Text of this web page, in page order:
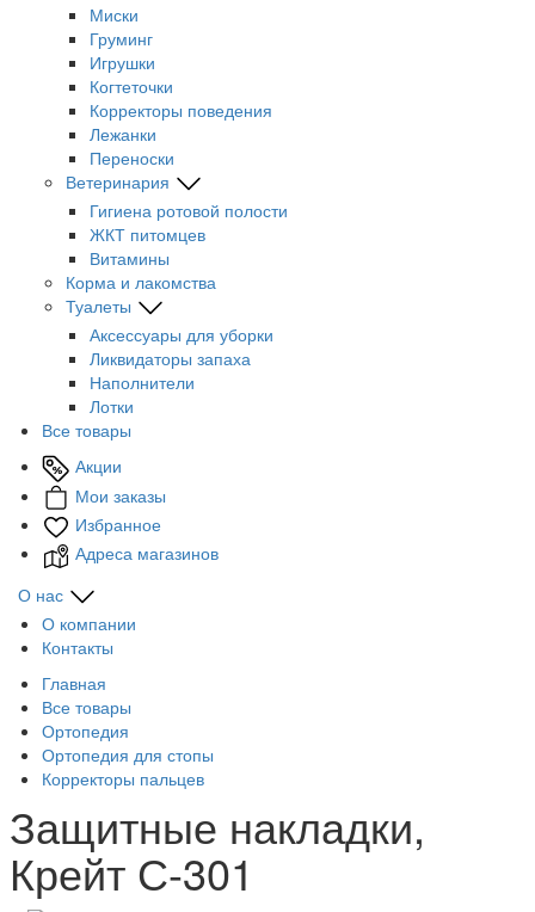
Миски
Груминг
Игрушки
Когтеточки
Корректоры поведения
Лежанки
Переноски
Ветеринария
Гигиена ротовой полости
ЖКТ питомцев
Витамины
Корма и лакомства
Туалеты
Аксессуары для уборки
Ликвидаторы запаха
Наполнители
Лотки
Все товары
Акции
Мои заказы
Избранное
Адреса магазинов
О нас
О компании
Контакты
Главная
Все товары
Ортопедия
Ортопедия для стопы
Корректоры пальцев
Защитные накладки,
Крейт С-301